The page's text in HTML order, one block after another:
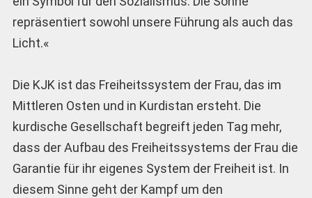
repräsentiert sowohl unsere Führung als auch das
Licht.«
Die KJK ist das Freiheitssystem der Frau, das im
Mittleren Osten und in Kurdistan ersteht. Die
kurdische Gesellschaft begreift jeden Tag mehr,
dass der Aufbau des Freiheitssystems der Frau die
Garantie für ihr eigenes System der Freiheit ist. In
diesem Sinne geht der Kampf um den